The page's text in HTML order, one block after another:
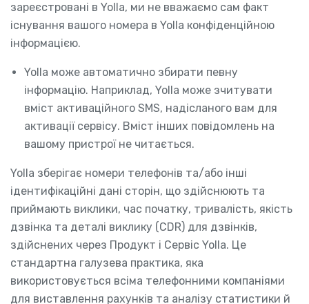
зареєстровані в Yolla, ми не вважаємо сам факт
існування вашого номера в Yolla конфіденційною
інформацією.
Yolla може автоматично збирати певну
інформацію. Наприклад, Yolla може зчитувати
вміст активаційного SMS, надісланого вам для
активації сервісу. Вміст інших повідомлень на
вашому пристрої не читається.
Yolla зберігає номери телефонів та/або інші
ідентифікаційні дані сторін, що здійснюють та
приймають виклики, час початку, тривалість, якість
дзвінка та деталі виклику (CDR) для дзвінків,
здійснених через Продукт і Сервіс Yolla. Це
стандартна галузева практика, яка
використовується всіма телефонними компаніями
для виставлення рахунків та аналізу статистики й